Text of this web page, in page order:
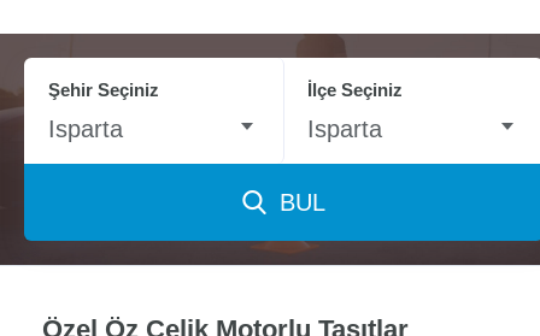
Şehir Seçiniz
Isparta
İlçe Seçiniz
Isparta
BUL
Özel Öz Çelik Motorlu Taşıtlar